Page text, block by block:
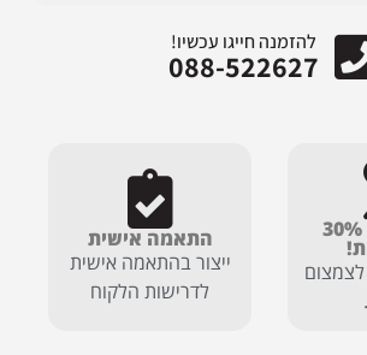
להזמנה חייגו עכשיו!
088-522627
חוסכים עד 30%
לצמצום
התאמה אישית
ייצור בהתאמה אישית
לדרישות הלקוח